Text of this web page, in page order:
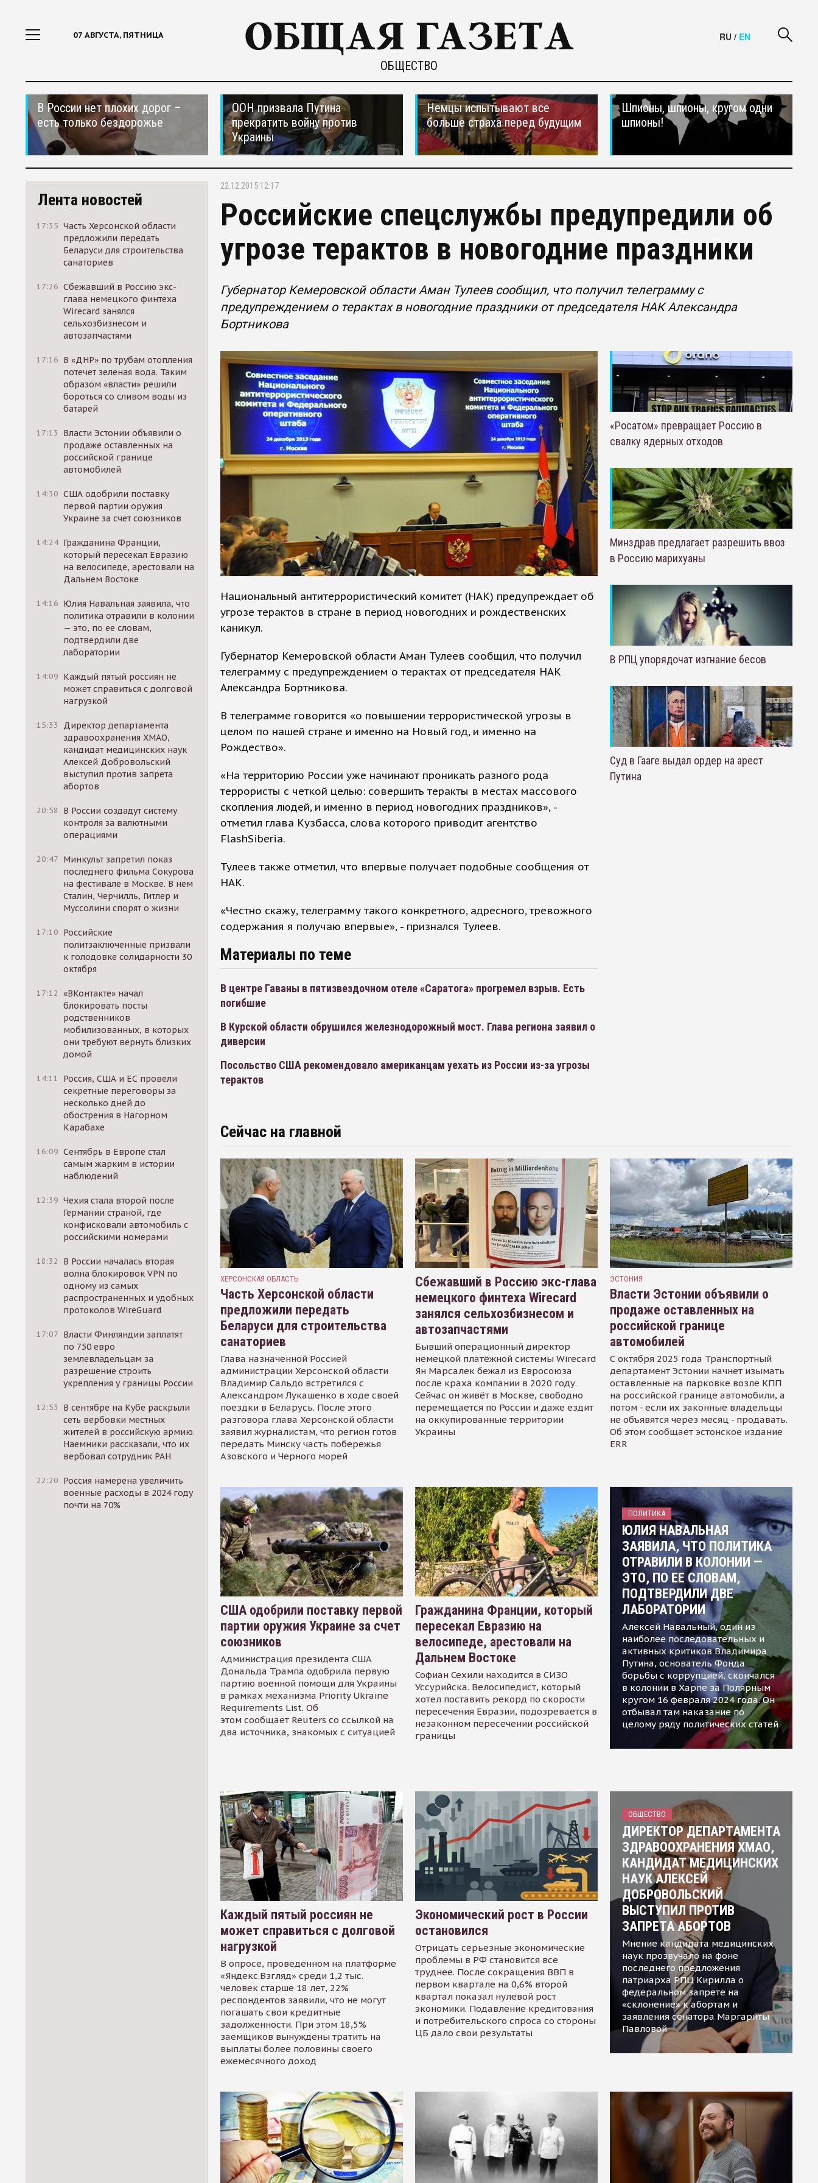
07 АВГУСТА, ПЯТНИЦА
ОБЩЕСТВО
RU / EN
В России нет плохих дорог –
есть только бездорожье
ООН призвала Путина
прекратить войну против
Украины
Немцы испытывают все
больше страха перед будущим
Шпионы, шпионы, кругом одни
шпионы!
Лента новостей
17:35 Часть Херсонской области
предложили передать
Беларуси для строительства
санаториев
17:26 Сбежавший в Россию экс-
глава немецкого финтеха
Wirecard занялся
сельхозбизнесом и
автозапчастями
17:16 В «ДНР» по трубам отопления
потечет зеленая вода. Таким
образом «власти» решили
бороться со сливом воды из
батарей
17:13
Власти Эстонии объявили о
продаже оставленных на
российской границе
автомобилей
14:30 США одобрили поставку
первой партии оружия
Украине за счет союзников
14:24 Гражданина Франции,
который пересекал Евразию
на велосипеде, арестовали на
Дальнем Востоке
14:16 Юлия Навальная заявила, что
политика отравили в колонии
— это, по ее словам,
подтвердили две
лаборатории
14:09 Каждый пятый россиян не
может справиться с долговой
нагрузкой
15:33
Директор департамента
здравоохранения ХМАО,
кандидат медицинских наук
Алексей Добровольский
выступил против запрета
абортов
20:58
В России создадут систему
контроля за валютными
операциями
20:47 Минкульт запретил показ
последнего фильма Сокурова
на фестивале в Москве. В нем
Сталин, Черчилль, Гитлер и
Муссолини спорят о жизни
17:10 Российские
политзаключенные призвали
к голодовке солидарности 30
октября
17:12 «ВКонтакте» начал
блокировать посты
родственников
мобилизованных, в которых
они требуют вернуть близких
домой
14:11
Россия, США и ЕС провели
секретные переговоры за
несколько дней до
обострения в Нагорном
Карабахе
16:09 Сентябрь в Европе стал
самым жарким в истории
наблюдений
12:39 Чехия стала второй после
Германии страной, где
конфисковали автомобиль с
российскими номерами
18:32
В России началась вторая
волна блокировок VPN по
одному из самых
распространенных и удобных
протоколов WireGuard
17:07 Власти Финляндии заплатят
по 750 евро
землевладельцам за
разрешение строить
укрепления у границы России
12:53
В сентябре на Кубе раскрыли
сеть вербовки местных
жителей в российскую армию.
Наемники рассказали, что их
вербовал сотрудник РАН
22:20 Россия намерена увеличить
военные расходы в 2024 году
почти на 70%
22.12.2015 12:17
Российские спецслужбы предупредили об
угрозе терактов в новогодние праздники
Губернатор Кемеровской области Аман Тулеев сообщил, что получил телеграмму с
предупреждением о терактах в новогодние праздники от председателя НАК Александра
Бортникова
Национальный антитеррористический комитет (НАК) предупреждает об
угрозе терактов в стране в период новогодних и рождественских
каникул.
Губернатор Кемеровской области Аман Тулеев сообщил, что получил
телеграмму с предупреждением о терактах от председателя НАК
Александра Бортникова.
В телеграмме говорится «о повышении террористической угрозы в
целом по нашей стране и именно на Новый год, и именно на
Рождество».
«На территорию России уже начинают проникать разного рода
террористы с четкой целью: совершить теракты в местах массового
скопления людей, и именно в период новогодних праздников», -
отметил глава Кузбасса, слова которого приводит агентство
FlashSiberia.
Тулеев также отметил, что впервые получает подобные сообщения от
НАК.
«Честно скажу, телеграмму такого конкретного, адресного, тревожного
содержания я получаю впервые», - признался Тулеев.
Материалы по теме
В центре Гаваны в пятизвездочном отеле «Саратога» прогремел взрыв. Есть
погибшие
В Курской области обрушился железнодорожный мост. Глава региона заявил о
диверсии
Посольство США рекомендовало американцам уехать из России из-за угрозы
терактов
«Росатом» превращает Россию в
свалку ядерных отходов
Минздрав предлагает разрешить ввоз
в Россию марихуаны
В РПЦ упорядочат изгнание бесов
Суд в Гааге выдал ордер на арест
Путина
Сейчас на главной
ХЕРСОНСКАЯ ОБЛАСТЬ
Часть Херсонской области
предложили передать
Беларуси для строительства
санаториев
Глава назначенной Россией
администрации Херсонской области
Владимир Сальдо встретился с
Александром Лукашенко в ходе своей
поездки в Беларусь. После этого
разговора глава Херсонской области
заявил журналистам, что регион готов
передать Минску часть побережья
Азовского и Черного морей
Сбежавший в Россию экс-глава
немецкого финтеха Wirecard
занялся сельхозбизнесом и
автозапчастями
Бывший операционный директор
немецкой платёжной системы Wirecard
Ян Марсалек бежал из Евросоюза
после краха компании в 2020 году.
Сейчас он живёт в Москве, свободно
перемещается по России и даже ездит
на оккупированные территории
Украины
ЭСТОНИЯ
Власти Эстонии объявили о
продаже оставленных на
российской границе
автомобилей
С октября 2025 года Транспортный
департамент Эстонии начнет изымать
оставленные на парковке возле КПП
на российской границе автомобили, а
потом - если их законные владельцы
не объявятся через месяц - продавать.
Об этом сообщает эстонское издание
ERR
США одобрили поставку первой
партии оружия Украине за счет
союзников
Администрация президента США
Дональда Трампа одобрила первую
партию военной помощи для Украины
в рамках механизма Priority Ukraine
Requirements List. Об
этом сообщает Reuters со ссылкой на
два источника, знакомых с ситуацией
Гражданина Франции, который
пересекал Евразию на
велосипеде, арестовали на
Дальнем Востоке
Софиан Сехили находится в СИЗО
Уссурийска. Велосипедист, который
хотел поставить рекорд по скорости
пересечения Евразии, подозревается в
незаконном пересечении российской
границы
ПОЛИТИКА
ЮЛИЯ НАВАЛЬНАЯ
ЗАЯВИЛА, ЧТО ПОЛИТИКА
ОТРАВИЛИ В КОЛОНИИ —
ЭТО, ПО ЕЕ СЛОВАМ,
ПОДТВЕРДИЛИ ДВЕ
ЛАБОРАТОРИИ
Алексей Навальный, один из
наиболее последовательных и
активных критиков Владимира
Путина, основатель Фонда
борьбы с коррупцией, скончался
в колонии в Харпе за Полярным
кругом 16 февраля 2024 года. Он
отбывал там наказание по
целому ряду политических статей
Каждый пятый россиян не
может справиться с долговой
нагрузкой
В опросе, проведенном на платформе
«Яндекс.Взгляд» среди 1,2 тыс.
человек старше 18 лет, 22%
респондентов заявили, что не могут
погашать свои кредитные
задолженности. При этом 18,5%
заемщиков вынуждены тратить на
выплаты более половины своего
ежемесячного доход
Экономический рост в России
остановился
Отрицать серьезные экономические
проблемы в РФ становится все
труднее. После сокращения ВВП в
первом квартале на 0,6% второй
квартал показал нулевой рост
экономики. Подавление кредитования
и потребительского спроса со стороны
ЦБ дало свои результаты
ОБЩЕСТВО
ДИРЕКТОР ДЕПАРТАМЕНТА
ЗДРАВООХРАНЕНИЯ ХМАО,
КАНДИДАТ МЕДИЦИНСКИХ
НАУК АЛЕКСЕЙ
ДОБРОВОЛЬСКИЙ
ВЫСТУПИЛ ПРОТИВ
ЗАПРЕТА АБОРТОВ
Мнение кандидата медицинских
наук прозвучало на фоне
последнего предложения
патриарха РПЦ Кирилла о
федеральном запрете на
«склонение» к абортам и
заявления сенатора Маргариты
Павловой